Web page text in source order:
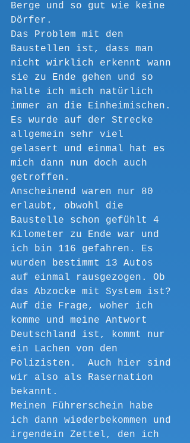
Berge und so gut wie keine
Dörfer.
Das Problem mit den
Baustellen ist, dass man
nicht wirklich erkennt wann
sie zu Ende gehen und so
halte ich mich natürlich
immer an die Einheimischen.
Es wurde auf der Strecke
allgemein sehr viel
gelasert und einmal hat es
mich dann nun doch auch
getroffen.
Anscheinend waren nur 80
erlaubt, obwohl die
Baustelle schon gefühlt 4
Kilometer zu Ende war und
ich bin 116 gefahren. Es
wurden bestimmt 13 Autos
auf einmal rausgezogen. Ob
das Abzocke mit System ist?
Auf die Frage, woher ich
komme und meine Antwort
Deutschland ist, kommt nur
ein Lachen von den
Polizisten.  Auch hier sind
wir also als Rasernation
bekannt.
Meinen Führerschein habe
ich dann wiederbekommen und
irgendein Zettel, den ich